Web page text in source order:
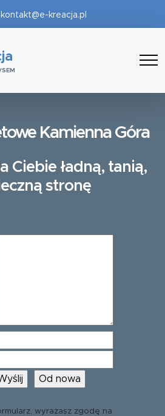
kontakt@e-kreacja.pl
Kamienna Góra
Ciebie ładną, tanią,
stronę
wyrażasz zgodę na